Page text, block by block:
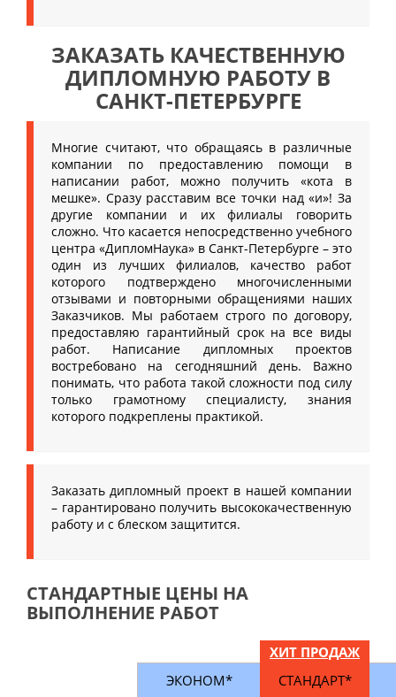
ЗАКАЗАТЬ КАЧЕСТВЕННУЮ
ДИПЛОМНУЮ РАБОТУ В
САНКТ-ПЕТЕРБУРГЕ
Многие считают, что обращаясь в различные
компании по предоставлению помощи в
написании работ, можно получить «кота в
мешке». Сразу расставим все точки над «и»! За
другие компании и их филиалы говорить
сложно. Что касается непосредственно учебного
центра «ДипломНаука» в Санкт-Петербурге – это
один из лучших филиалов, качество работ
которого подтверждено многочисленными
отзывами и повторными обращениями наших
Заказчиков. Мы работаем строго по договору,
предоставляю гарантийный срок на все виды
работ. Написание дипломных проектов
востребовано на сегодняшний день. Важно
понимать, что работа такой сложности под силу
только грамотному специалисту, знания
которого подкреплены практикой.
Заказать дипломный проект в нашей компании
– гарантировано получить высококачественную
работу и с блеском защитится.
СТАНДАРТНЫЕ ЦЕНЫ НА
ВЫПОЛНЕНИЕ РАБОТ
ХИТ ПРОДАЖ
ЭКОНОМ*
СТАНДАРТ*